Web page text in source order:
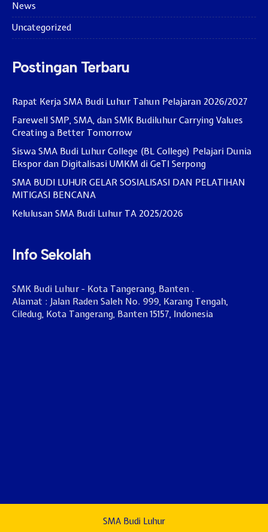
News
Uncategorized
Postingan Terbaru
Rapat Kerja SMA Budi Luhur Tahun Pelajaran 2026/2027
Farewell SMP, SMA, dan SMK Budiluhur Carrying Values
Creating a Better Tomorrow
Siswa SMA Budi Luhur College (BL College) Pelajari Dunia
Ekspor dan Digitalisasi UMKM di GeTI Serpong
SMA BUDI LUHUR GELAR SOSIALISASI DAN PELATIHAN
MITIGASI BENCANA
Kelulusan SMA Budi Luhur TA 2025/2026
Info Sekolah
SMK Budi Luhur - Kota Tangerang, Banten .
Alamat : Jalan Raden Saleh No. 999, Karang Tengah,
Ciledug, Kota Tangerang, Banten 15157, Indonesia
SMA Budi Luhur